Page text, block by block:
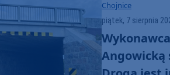
Chojnice
piątek, 7 sierpnia
Angowicką